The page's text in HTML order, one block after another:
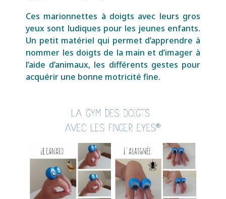
Ces marionnettes à doigts avec leurs gros
yeux sont ludiques pour les jeunes enfants.
Un petit matériel qui permet d’apprendre à
nommer les doigts de la main et d’imager à
l’aide d’animaux, les différents gestes pour
acquérir une bonne motricité fine.